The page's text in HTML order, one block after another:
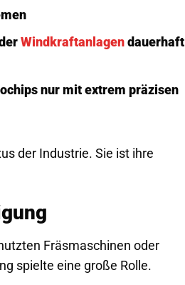
Windkraftanlagendauerhaft
nur mit extrem präzisen
der Industrie. Sie ist ihre
Fräsmaschinen oder
spielte eine große Rolle.